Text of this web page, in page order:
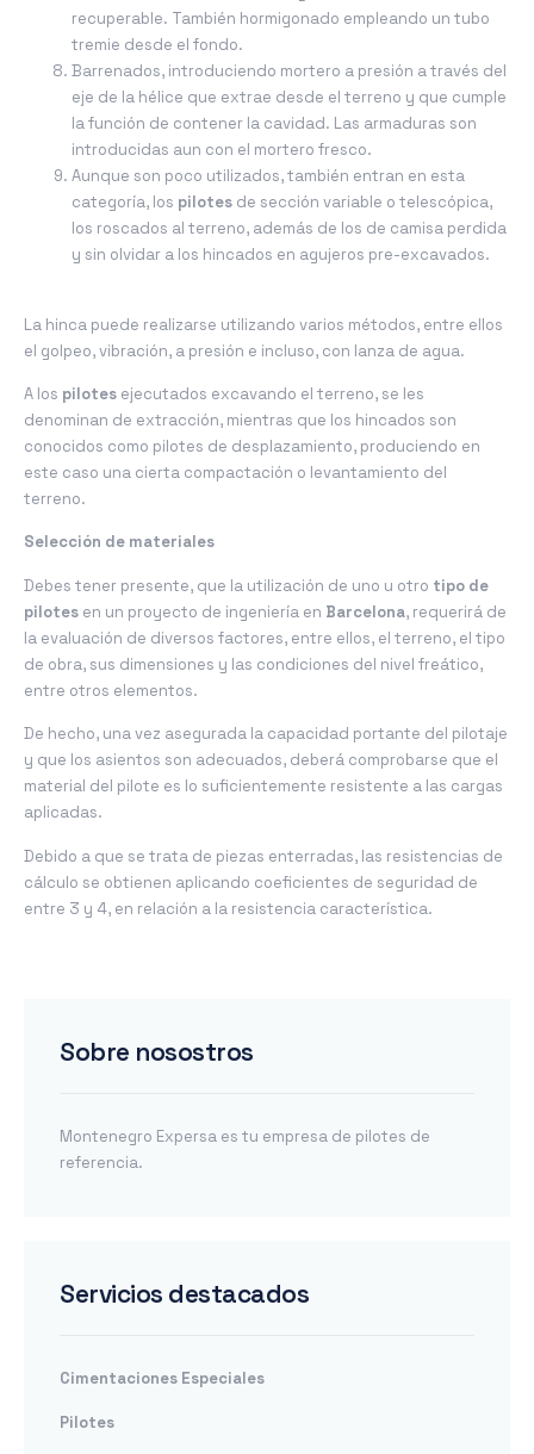
recuperable. También hormigonado empleando un tubo
tremie desde el fondo.
Barrenados, introduciendo mortero a presión a través del
eje de la hélice que extrae desde el terreno y que cumple
la función de contener la cavidad. Las armaduras son
introducidas aun con el mortero fresco.
Aunque son poco utilizados, también entran en esta
categoría, los pilotes de sección variable o telescópica,
los roscados al terreno, además de los de camisa perdida
y sin olvidar a los hincados en agujeros pre-excavados.
La hinca puede realizarse utilizando varios métodos, entre ellos
el golpeo, vibración, a presión e incluso, con lanza de agua.
A los pilotes ejecutados excavando el terreno, se les
denominan de extracción, mientras que los hincados son
conocidos como pilotes de desplazamiento, produciendo en
este caso una cierta compactación o levantamiento del
terreno.
Selección de materiales
Debes tener presente, que la utilización de uno u otro tipo de
pilotes en un proyecto de ingeniería en Barcelona, requerirá de
la evaluación de diversos factores, entre ellos, el terreno, el tipo
de obra, sus dimensiones y las condiciones del nivel freático,
entre otros elementos.
De hecho, una vez asegurada la capacidad portante del pilotaje
y que los asientos son adecuados, deberá comprobarse que el
material del pilote es lo suficientemente resistente a las cargas
aplicadas.
Debido a que se trata de piezas enterradas, las resistencias de
cálculo se obtienen aplicando coeficientes de seguridad de
entre 3 y 4, en relación a la resistencia característica.
Sobre nosostros
Montenegro Expersa es tu empresa de pilotes de
referencia.
Servicios destacados
Cimentaciones Especiales
Pilotes